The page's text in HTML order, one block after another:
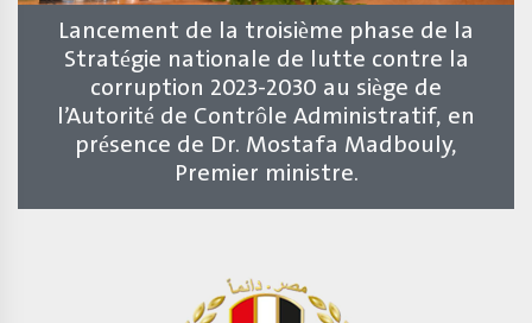
Lancement de la troisième phase de la
Stratégie nationale de lutte contre la
corruption 2023-2030 au siège de
l’Autorité de Contrôle Administratif, en
présence de Dr. Mostafa Madbouly,
Premier ministre.